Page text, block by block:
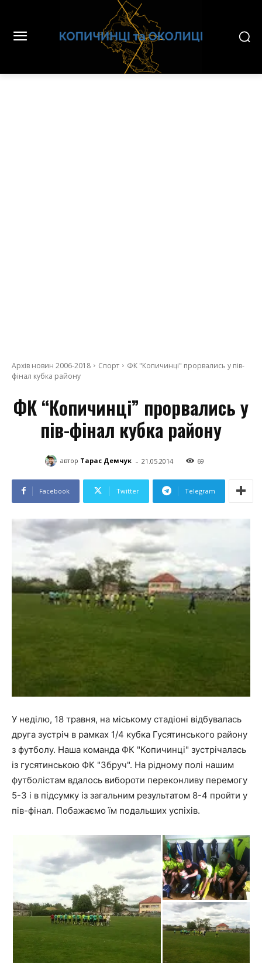
Архів новин 2006-2018 Спорт
ФК "Копичинці" прорвались у пів-
фінал кубка району
ФК “Копичинці” прорвались у
пів-фінал кубка району
автор Тарас Демчук - 21.05.2014 69
Facebook Twitter Telegram
У неділю, 18 травня, на міському стадіоні відбувалась
друга зустріч в рамках 1/4 кубка Гусятинського району
з футболу. Наша команда ФК "Копичинці" зустрічалась
із гусятинською ФК "Збруч". На рідному полі нашим
футболістам вдалось вибороти переконливу перемогу
5-3 і в підсумку із загальним результатом 8-4 пройти у
пів-фінал. Побажаємо їм подальших успіхів.